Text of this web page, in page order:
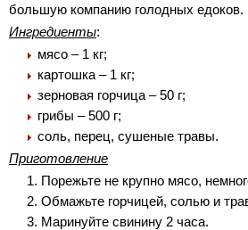
большую компанию голодных едоков.
Ингредиенты:
мясо – 1 кг;
картошка – 1 кг;
зерновая горчица – 50 г;
грибы – 500 г;
соль, перец, сушеные травы.
Приготовление
Порежьте не крупно мясо,
Обмажьте горчицей, солью и
Маринуйте свинину 2 часа.